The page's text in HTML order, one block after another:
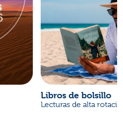
Libros de bolsillo
Lecturas de alta